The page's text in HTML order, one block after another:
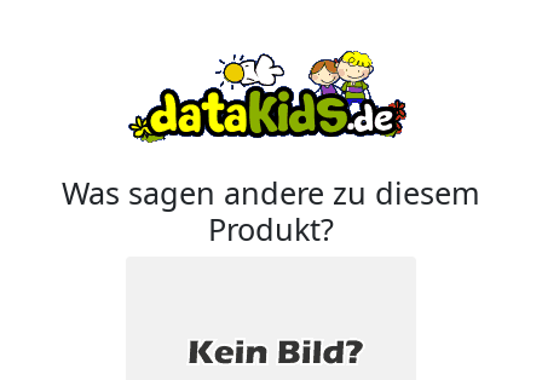
Was sagen andere zu diesem
Produkt?